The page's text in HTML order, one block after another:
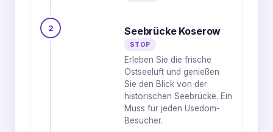
2 Seebrücke Koserow
STOP
Erleben Sie die frische
Ostseeluft und genießen
Sie den Blick von der
historischen Seebrücke. Ein
Muss für jeden Usedom-
Besucher.